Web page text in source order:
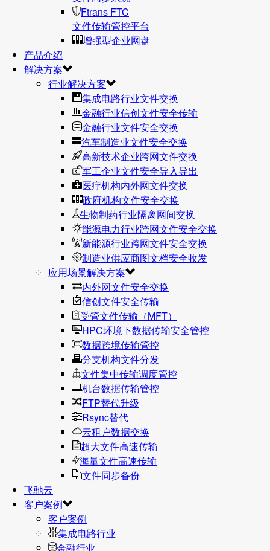
Ftrans FTC
文件传输管控平台
增强型企业网盘
产品介绍
解决方案
行业解决方案
集成电路行业文件交换
金融行业信创文件安全传输
金融行业文件安全交换
汽车制造业文件安全交换
高新技术企业跨网文件交换
军工企业文件安全导入导出
医疗机构内外网文件交换
政府机构文件安全交换
生物制药行业隔离网间交换
能源电力行业跨网文件安全交换
新能源行业跨网文件安全交换
制造业供应商图文档安全收发
应用场景解决方案
内外网文件安全交换
信创文件安全传输
受管文件传输（MFT）
HPC环境下数据传输安全管控
数据跨境传输管控
分支机构文件分发
文件集中传输调度管控
机台数据传输管控
FTP替代升级
Rsync替代
云租户数据交换
超大文件高速传输
海量文件高速传输
文件同步备份
飞驰云
客户案例
客户案例
集成电路行业
金融行业